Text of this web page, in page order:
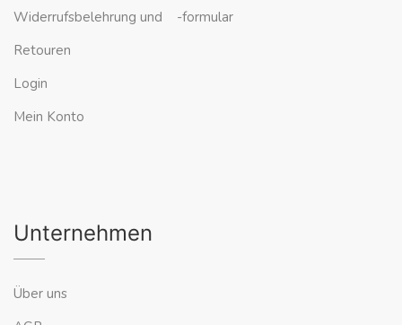
Widerrufsbelehrung und -formular
Retouren
Login
Mein Konto
Unternehmen
Über uns